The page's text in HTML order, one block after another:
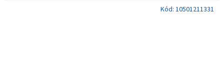
Kód: 10501211331